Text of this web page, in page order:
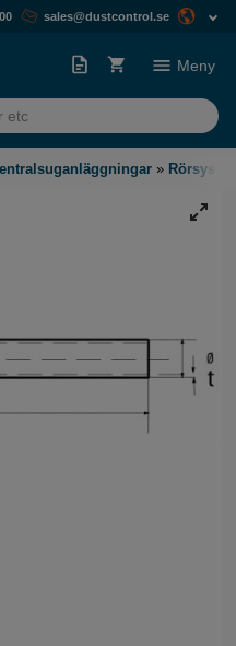
sales@dustcontrol.se
Meny
»